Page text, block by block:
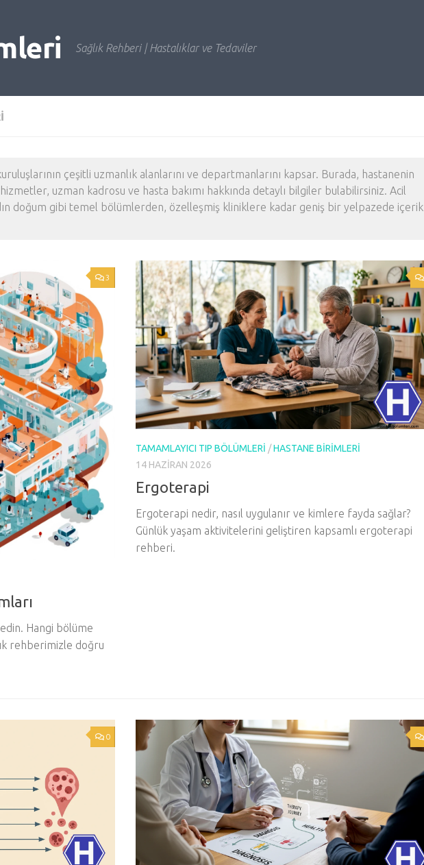
Sağlık Rehberi | Hastalıklar ve Tedaviler
çeşitli uzmanlık alanlarını ve departmanlarını kapsar. Burada, hastanenin
uzman kadrosu ve hasta bakımı hakkında detaylı bilgiler bulabilirsiniz. Acil
doğum gibi temel bölümlerden, özelleşmiş kliniklere kadar geniş bir yelpazede içerik
3
Hangi bölüme
rehberimizle doğru
TAMAMLAYICI TIP BÖLÜMLERI /HASTANE BIRIMLERI
14 HAZIRAN 2026
Ergoterapi
Ergoterapi nedir, nasıl uygulanır ve kimlere fayda sağlar?
Günlük yaşam aktivitelerini geliştiren kapsamlı ergoterapi
rehberi.
0